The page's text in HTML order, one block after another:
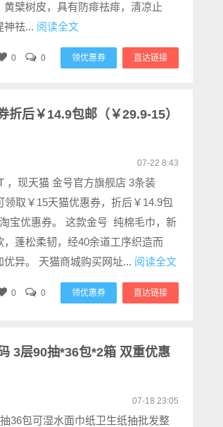
檗树皮，具有防痱祛痱，清凉止
神祛... 阅读全文
直达链接
领优惠券
0 0
后￥14.9包邮（￥29.9-15）
07-22 8:43
，现天猫 金号官方旗舰店 3条装
领取￥15天猫优惠券，折后￥14.9包
宝优惠券。 这款金号 纯棉毛巾，新
蓬松柔韧，经40余道工序织造而
异。 天猫商城购买网址... 阅读全文
直达链接
领优惠券
0 0
3层90抽*36包*2箱 双重优惠
07-18 23:05
36包可湿水面巾纸卫生纸抽批发整